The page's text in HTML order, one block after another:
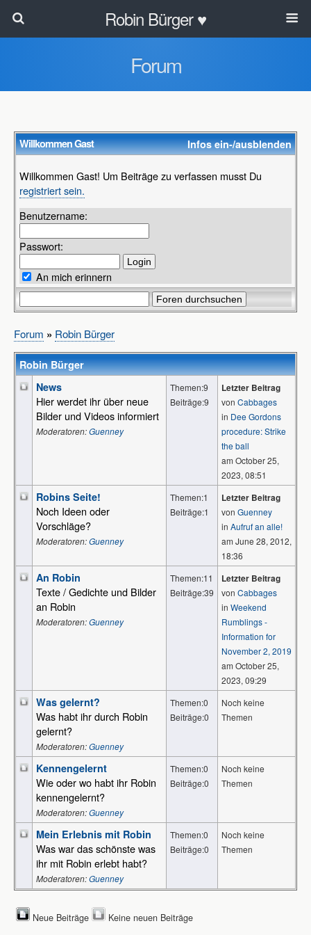
Robin Bürger ♥
Forum
WillkommenGast Infos ein-/ausblenden
Willkommen Gast! Um Beiträge zu verfassen musst Du
registriert sein.
Benutzername:
Passwort:
An mich erinnern
Forum » Robin Bürger
Robin Bürger
News
Hier werdet ihr über neue
Bilder und Videos informiert
Moderatoren:Guenney
Themen:9
Beiträge:9
Letzter Beitrag
von Cabbages
in Dee Gordons
procedure: Strike
the ball
am October 25,
2023, 08:51
Robins Seite!
Noch Ideen oder
Vorschläge?
Moderatoren:Guenney
Themen:1
Beiträge:1
Letzter Beitrag
von Guenney
in Aufruf an alle!
am June 28, 2012,
18:36
An Robin
Texte / Gedichte und Bilder
an Robin
Moderatoren:Guenney
Themen:11
Beiträge:39
Letzter Beitrag
von Cabbages
in Weekend
Rumblings -
Information for
November 2, 2019
am October 25,
2023, 09:29
Was gelernt?
Was habt ihr durch Robin
gelernt?
Moderatoren:Guenney
Themen:0
Beiträge:0
Noch keine
Themen
Kennengelernt
Wie oder wo habt ihr Robin
kennengelernt?
Moderatoren:Guenney
Themen:0
Beiträge:0
Noch keine
Themen
Mein Erlebnis mit Robin
Was war das schönste was
ihr mit Robin erlebt habt?
Moderatoren:Guenney
Themen:0
Beiträge:0
Noch keine
Themen
Neue Beiträge Keine neuen Beiträge